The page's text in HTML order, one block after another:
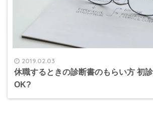
2019.02.03
休職するときの診断書のもらい方 初
OK?